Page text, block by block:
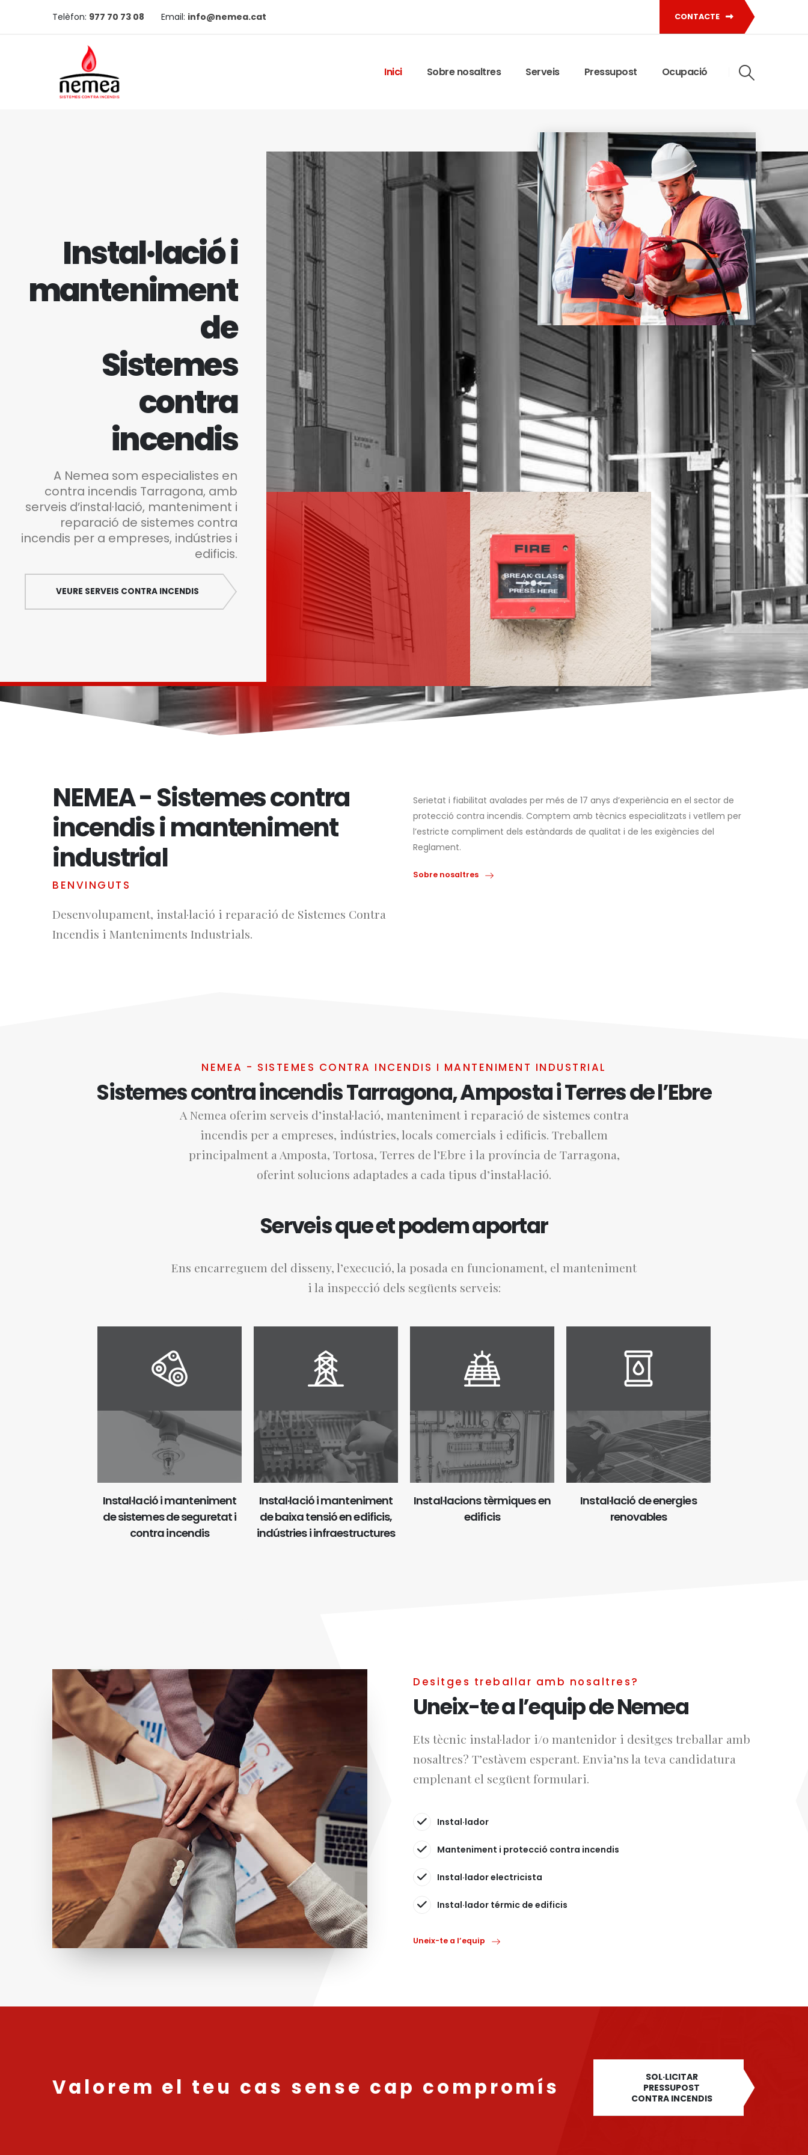
Telèfon: 977 70 73 08 Email: info@nemea.cat CONTACTE
Inici Sobre nosaltres Serveis Pressupost Ocupació
Instal·lació i
manteniment
de
Sistemes
contra
incendis
A Nemea som especialistes en
contra incendis Tarragona, amb
serveis d’instal·lació, manteniment i
reparació de sistemes contra
incendis per a empreses, indústries i
edificis.
VEURE SERVEIS CONTRA INCENDIS
NEMEA - Sistemes contra
incendis i manteniment
industrial
BENVINGUTS
Desenvolupament, instal·lació i reparació de Sistemes Contra
Incendis i Manteniments Industrials.
Serietat i fiabilitat avalades per més de 17 anys d’experiència en el sector de
protecció contra incendis. Comptem amb tècnics especialitzats i vetllem per
l’estricte compliment dels estàndards de qualitat i de les exigències del
Reglament.
Sobre nosaltres
NEMEA - SISTEMES CONTRA INCENDIS I MANTENIMENT INDUSTRIAL
Sistemes contra incendis Tarragona, Amposta i Terres de l’Ebre
A Nemea oferim serveis d’instal·lació, manteniment i reparació de sistemes contra
incendis per a empreses, indústries, locals comercials i edificis. Treballem
principalment a Amposta, Tortosa, Terres de l’Ebre i la província de Tarragona,
oferint solucions adaptades a cada tipus d’instal·lació.
Serveis que et podem aportar
Ens encarreguem del disseny, l’execució, la posada en funcionament, el manteniment
i la inspecció dels següents serveis:
Instal·lació i manteniment
de sistemes de seguretat i
contra incendis
Instal·lació i manteniment
de baixa tensió en edificis,
indústries i infraestructures
Instal·lacions tèrmiques en
edificis
Instal·lació de energies
renovables
Desitges treballar amb nosaltres?
Uneix-te a l’equip de Nemea
Ets tècnic instal·lador i/o mantenidor i desitges treballar amb
nosaltres? T’estàvem esperant. Envia’ns la teva candidatura
emplenant el següent formulari.
Instal·lador
Manteniment i protecció contra incendis
Instal·lador electricista
Instal·lador térmic de edificis
Uneix-te a l’equip
Valorem el teu cas sense cap compromís
SOL·LICITAR
PRESSUPOST
CONTRA INCENDIS